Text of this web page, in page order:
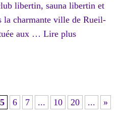
libertin, sauna libertin et
la charmante ville de Rueil-
aux … Lire plus
5 6 7 ... 10 20 ...
»